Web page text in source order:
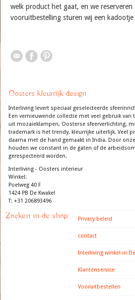
welk product het gaat, en we reserveren
vooruitbestelling sturen wij een kadootje
Oosters kleurrijk design
Interliving levert speciaal geselecteerde
Een vernieuwende collectie met veel gebruik
uit mozaieklampen, Oosterse sfeerverlichting,
trademark is het trendy, kleurrijke uiterlijk. Veel
daarna met de hand gemaakt in India. Door
houden we constant in de gaten of de
gerespecteerd worden.
Interliving - Oosters interieur
Winkel:
Poelweg 40 F
1424 PB De Kwakel
T: +31 206893496
Zoeken in de shop Privacy beleid
contact
Interliving winkel in
Klantenservice
Vooruitbestellen